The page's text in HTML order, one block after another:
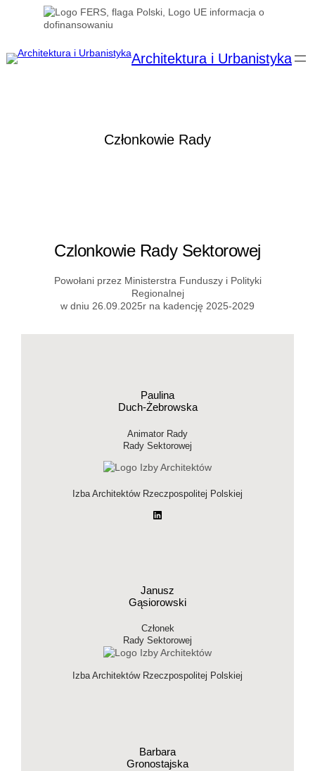
Architektura i Urbanistyka
Członkowie Rady
Czlonkowie Rady Sektorowej
Powołani przez Ministerstra Funduszy i Polityki
Regionalnej
w dniu 26.09.2025r na kadencję 2025-2029
Paulina
Duch-Żebrowska
Animator Rady
Rady Sektorowej
Izba Architektów Rzeczpospolitej Polskiej
LinkedIn
Janusz
Gąsiorowski
Członek
Rady Sektorowej
Izba Architektów Rzeczpospolitej Polskiej
Barbara
Gronostajska